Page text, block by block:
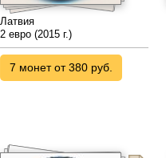
Латвия
2 евро (2015 г.)
7 монет от 380 руб.